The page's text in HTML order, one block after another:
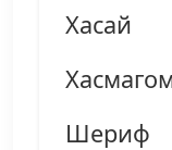
Хасай
Шериф